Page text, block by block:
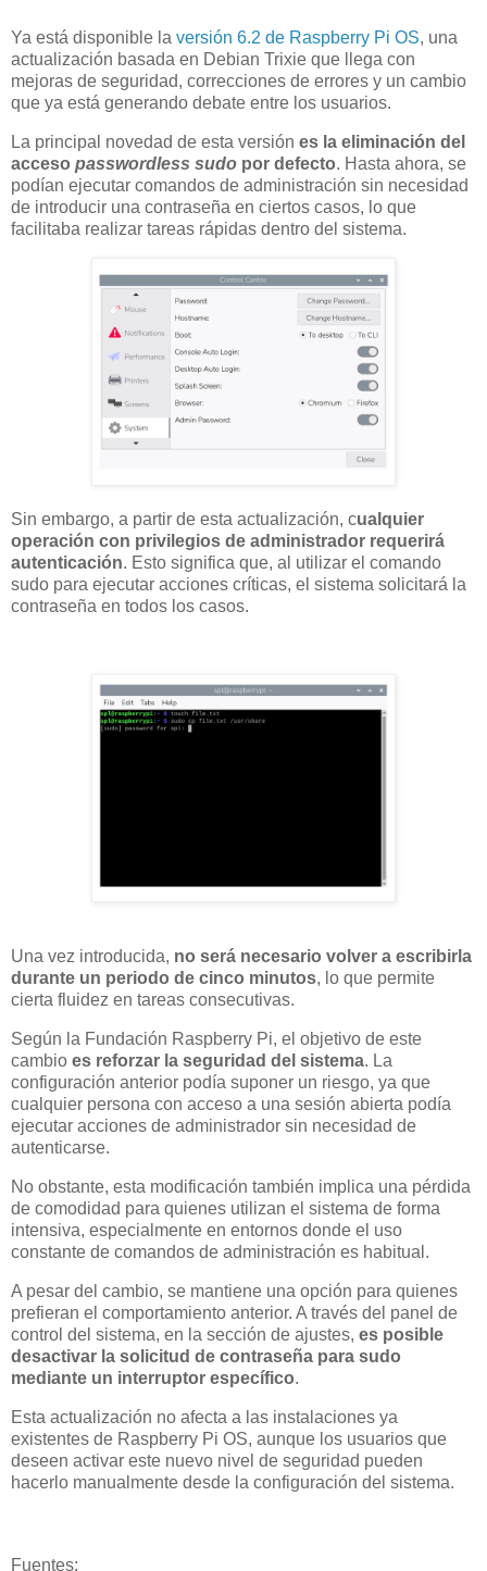
Ya está disponible la versión 6.2 de Raspberry Pi OS, una
actualización basada en Debian Trixie que llega con
mejoras de seguridad, correcciones de errores y un cambio
que ya está generando debate entre los usuarios.
La principal novedad de esta versión es la eliminación del
acceso passwordless sudo por defecto. Hasta ahora, se
podían ejecutar comandos de administración sin necesidad
de introducir una contraseña en ciertos casos, lo que
facilitaba realizar tareas rápidas dentro del sistema.
Sin embargo, a partir de esta actualización, cualquier
operación con privilegios de administrador requerirá
autenticación. Esto significa que, al utilizar el comando
sudo para ejecutar acciones críticas, el sistema solicitará la
contraseña en todos los casos.
Una vez introducida, no será necesario volver a escribirla
durante un periodo de cinco minutos, lo que permite
cierta fluidez en tareas consecutivas.
Según la Fundación Raspberry Pi, el objetivo de este
cambio es reforzar la seguridad del sistema. La
configuración anterior podía suponer un riesgo, ya que
cualquier persona con acceso a una sesión abierta podía
ejecutar acciones de administrador sin necesidad de
autenticarse.
No obstante, esta modificación también implica una pérdida
de comodidad para quienes utilizan el sistema de forma
intensiva, especialmente en entornos donde el uso
constante de comandos de administración es habitual.
A pesar del cambio, se mantiene una opción para quienes
prefieran el comportamiento anterior. A través del panel de
control del sistema, en la sección de ajustes, es posible
desactivar la solicitud de contraseña para sudo
mediante un interruptor específico.
Esta actualización no afecta a las instalaciones ya
existentes de Raspberry Pi OS, aunque los usuarios que
deseen activar este nuevo nivel de seguridad pueden
hacerlo manualmente desde la configuración del sistema.
Fuentes: